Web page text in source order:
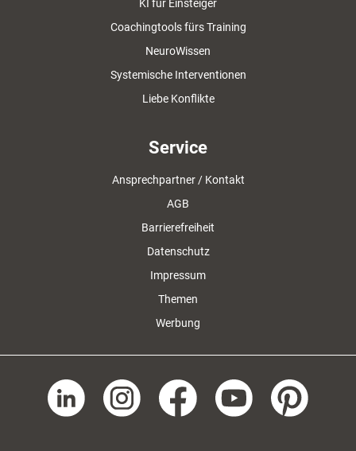
KI für Einsteiger
Coachingtools fürs Training
NeuroWissen
Systemische Interventionen
Liebe Konflikte
Service
Ansprechpartner / Kontakt
AGB
Barrierefreiheit
Datenschutz
Impressum
Themen
Werbung